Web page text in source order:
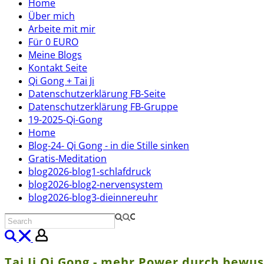
Home
Über mich
Arbeite mit mir
Für 0 EURO
Meine Blogs
Kontakt Seite
Qi Gong + Tai Ji
Datenschutzerklärung FB-Seite
Datenschutzerklärung FB-Gruppe
19-2025-Qi-Gong
Home
Blog-24- Qi Gong - in die Stille sinken
Gratis-Meditation
blog2026-blog1-schlafdruck
blog2026-blog2-nervensystem
blog2026-blog3-dieinnereuhr